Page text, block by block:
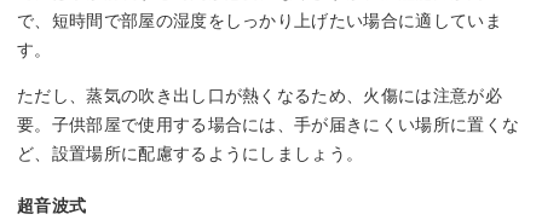
で、短時間で部屋の湿度をしっかり上げたい場合に適していま
す。
ただし、蒸気の吹き出し口が熱くなるため、火傷には注意が必
要。子供部屋で使用する場合には、手が届きにくい場所に置くな
ど、設置場所に配慮するようにしましょう。
超音波式